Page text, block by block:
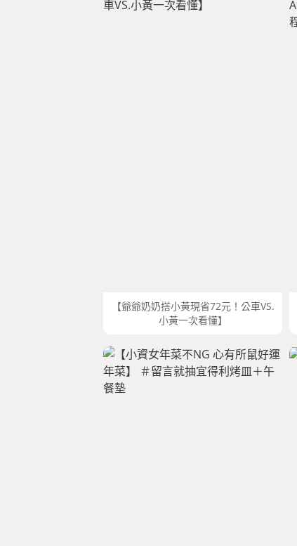
【爺爺奶奶搭小黃現省72元！公車VS.
小黃一次看懂】